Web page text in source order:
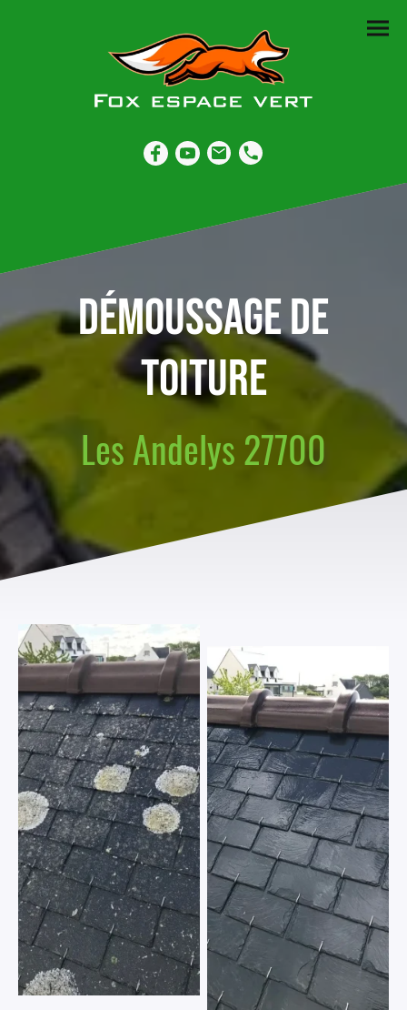
Démoussage de
toiture
Les Andelys 27700